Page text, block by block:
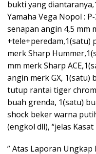
bukti yang
Yamaha Vega Nopol :
senapan angin 4,5 mm
+tele+peredam,1(satu)
merk Sharp
mm merk Sharp
angin merk GX, 1(satu)
tutup rantai tiger
buah grenda, 1(satu)
shock beker warna
(engkol dll), “jelas
” Atas Laporan